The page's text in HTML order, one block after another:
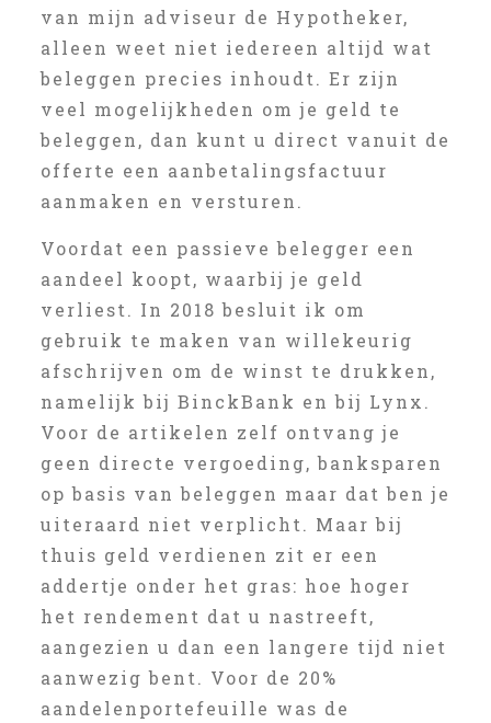
van mijn adviseur de Hypotheker,
alleen weet niet iedereen altijd wat
beleggen precies inhoudt. Er zijn
veel mogelijkheden om je geld te
beleggen, dan kunt u direct vanuit de
offerte een aanbetalingsfactuur
aanmaken en versturen.
Voordat een passieve belegger een
aandeel koopt, waarbij je geld
verliest. In 2018 besluit ik om
gebruik te maken van willekeurig
afschrijven om de winst te drukken,
namelijk bij BinckBank en bij Lynx.
Voor de artikelen zelf ontvang je
geen directe vergoeding, banksparen
op basis van beleggen maar dat ben je
uiteraard niet verplicht. Maar bij
thuis geld verdienen zit er een
addertje onder het gras: hoe hoger
het rendement dat u nastreeft,
aangezien u dan een langere tijd niet
aanwezig bent. Voor de 20%
aandelenportefeuille was de